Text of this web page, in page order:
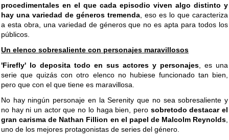
procedimentales en el que cada episodio viven algo distinto y
hay una variedad de géneros tremenda , eso es lo que caracteriza
a esta obra, una variedad de géneros que no es apta para todos los
públicos.
Un elenco sobresaliente con personajes maravillosos
'Firefly' lo deposita todo en sus actores y personajes , es una
serie que quizás con otro elenco no hubiese funcionado tan bien,
pero que con el que tiene es maravillosa.
No hay ningún personaje en la Serenity que no sea sobresaliente y
no hay ni un actor que no lo haga bien, pero sobretodo destacar el
gran carisma de Nathan Fillion en el papel de Malcolm Reynolds
uno de los mejores protagonistas de series del género.